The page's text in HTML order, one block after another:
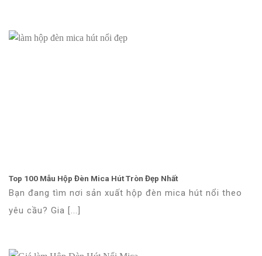
Top 100 Mẫu Hộp Đèn Mica Hút Tròn Đẹp Nhất
Bạn đang tìm nơi sản xuất hộp đèn mica hút nổi theo
yêu cầu? Gia [...]